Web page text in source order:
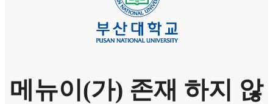
메뉴이(가) 존재 하지 않